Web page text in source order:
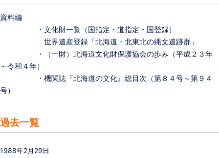
資料編
・文化財一覧（国指定・道指定・国登録）
世界遺産登録「北海道・北東北の縄文遺跡群」
・（一財）北海道文化財保護協会の歩み（平成２３年
～令和４年）
・機関誌『北海道の文化』総目次（第８４号～第９４
号）
過去一覧
1988年2月29日